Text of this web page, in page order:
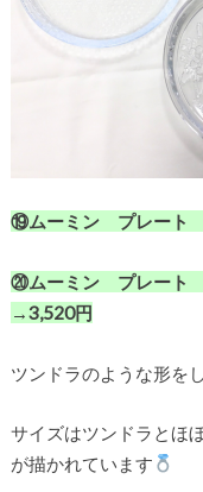
⑲ムーミン プレート
⑳ムーミン プレート
→3,520円
ツンドラのような形を
サイズはツンドラとほ
が描かれています